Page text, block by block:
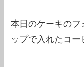
本日のケーキのフ
ップで入れたコー